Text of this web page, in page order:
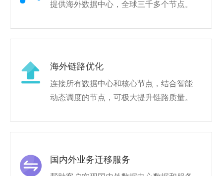
提供海外数据中心，全球三千多个节点。
海外链路优化
连接所有数据中心和核心节点，结合智能
动态调度的节点，可极大提升链路质量。
国内外业务迁移服务